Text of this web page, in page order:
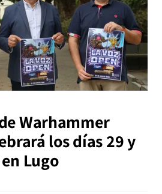
Warhammer
los días 29 y
Lugo